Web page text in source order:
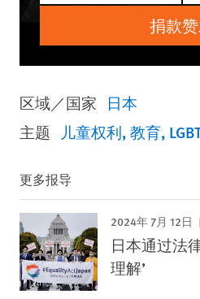
捐款
区域／国家 日本
主题 儿童权利 教育
更多报导
2024年 7月 12日
日本通过法
理解’